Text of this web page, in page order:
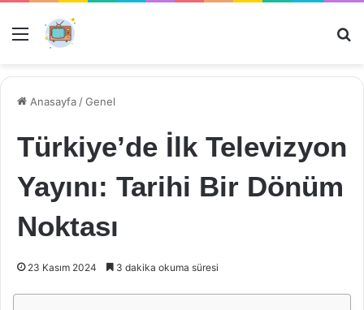
Menü
Anasayfa /Genel
Türkiye’de İlk Televizyon
Yayını: Tarihi Bir Dönüm
Noktası
23 Kasım 2024 3 dakika okuma süresi